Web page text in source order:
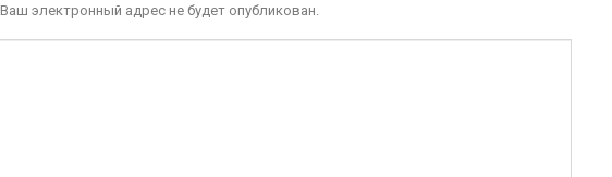
Ваш электронный адрес не будет опубликован.